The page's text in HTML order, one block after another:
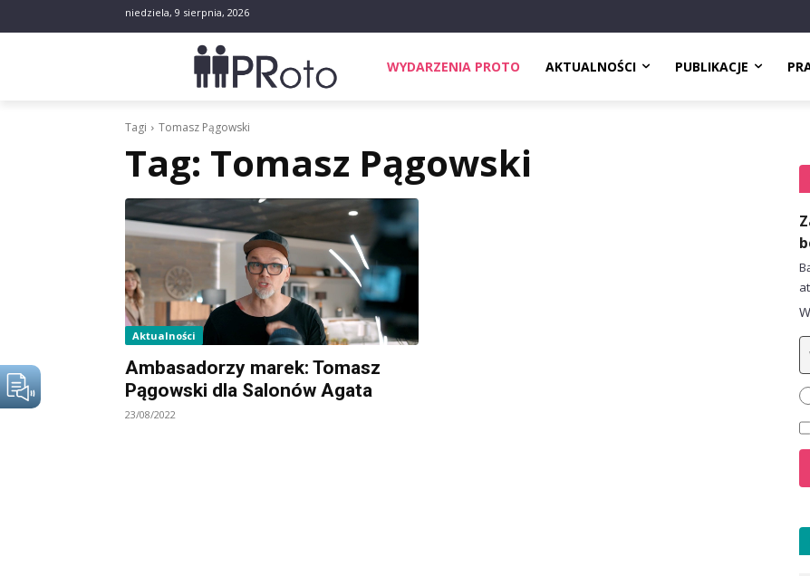
niedziela, 9 sierpnia, 2026
WYDARZENIA PROTO AKTUALNOŚCI PUBLIKACJE
Tagi Tomasz Pągowski
Tag: Tomasz Pągowski
Aktualności
Ambasadorzy marek: Tomasz
Pągowski dla Salonów Agata
23/08/2022